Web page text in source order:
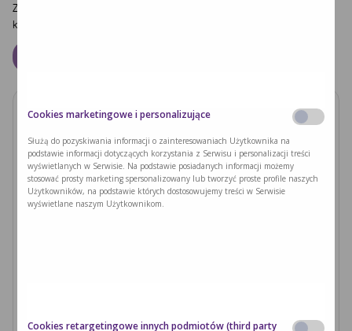
Zapamiętaj moje dane w tej przeglądarce podczas pisania kolejnych
komentarzy.
Zobacz również
PODUSZKI Z PAPIERU RYŻOWEGO Z
JACKFRUITEM I WARZYWAMI
Czytaj dalej >
Cookies marketingowe i personalizujące
Służą do pozyskiwania informacji o zainteresowaniach Użytkownika na
podstawie informacji dotyczących korzystania z Serwisu i personalizacji treści
wyświetlanych w Serwisie. Na podstawie posiadanych informacji możemy
stosować prosty marketing spersonalizowany lub tworzyć proste profile naszych
Użytkowników, na podstawie których dostosowujemy treści w Serwisie
wyświetlane naszym Użytkownikom.
Cookies retargetingowe innych podmiotów (third party